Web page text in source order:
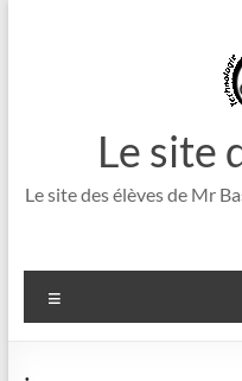
Le site
Le site des élèves de Mr